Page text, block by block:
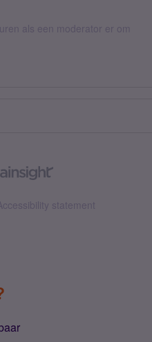
als een moderator er om
statement